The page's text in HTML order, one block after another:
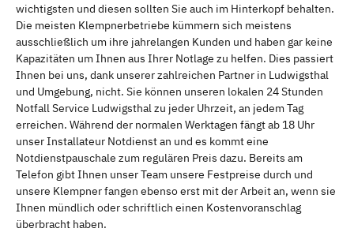
wichtigsten und diesen sollten Sie auch im Hinterkopf behalten.
Die meisten Klempnerbetriebe kümmern sich meistens
ausschließlich um ihre jahrelangen Kunden und haben gar keine
Kapazitäten um Ihnen aus Ihrer Notlage zu helfen. Dies passiert
Ihnen bei uns, dank unserer zahlreichen Partner in Ludwigsthal
und Umgebung, nicht. Sie können unseren lokalen 24 Stunden
Notfall Service Ludwigsthal zu jeder Uhrzeit, an jedem Tag
erreichen. Während der normalen Werktagen fängt ab 18 Uhr
unser Installateur Notdienst an und es kommt eine
Notdienstpauschale zum regulären Preis dazu. Bereits am
Telefon gibt Ihnen unser Team unsere Festpreise durch und
unsere Klempner fangen ebenso erst mit der Arbeit an, wenn sie
Ihnen mündlich oder schriftlich einen Kostenvoranschlag
überbracht haben.